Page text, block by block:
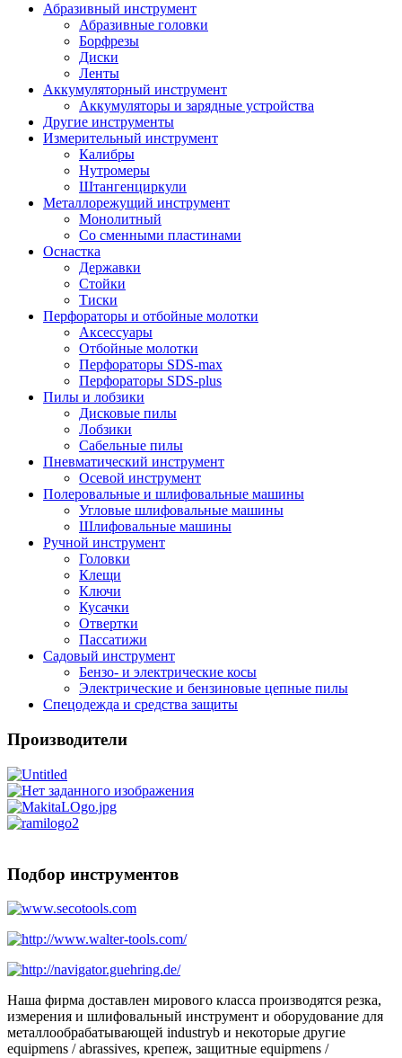
Абразивный инструмент
Абразивные головки
Борфрезы
Диски
Ленты
Аккумуляторный инструмент
Аккумуляторы и зарядные устройства
Другие инструменты
Измерительный инструмент
Калибры
Нутромеры
Штангенциркули
Металлорежущий инструмент
Монолитный
Со сменными пластинами
Оснастка
Державки
Стойки
Тиски
Перфораторы и отбойные молотки
Аксессуары
Отбойные молотки
Перфораторы SDS-max
Перфораторы SDS-plus
Пилы и лобзики
Дисковые пилы
Лобзики
Сабельные пилы
Пневматический инструмент
Осевой инструмент
Полеровальные и шлифовальные машины
Угловые шлифовальные машины
Шлифовальные машины
Ручной инструмент
Головки
Клещи
Ключи
Кусачки
Отвертки
Пассатижи
Садовый инструмент
Бензо- и электрические косы
Электрические и бензиновые цепные пилы
Спецодежда и средства защиты
Производители
Подбор инструментов
Наша фирма доставлен мирового класса производятся резка,
измерения и шлифовальный инструмент и оборудование для
металлообрабатывающей industryb и некоторые другие
equipmens / abrassives, крепеж, защитные equipmens /